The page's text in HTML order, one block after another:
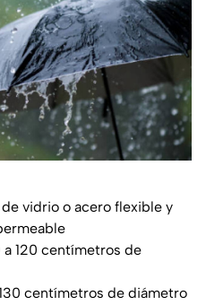
vidrio o acero flexible y
a 120 centímetros de
centímetros de diámetro